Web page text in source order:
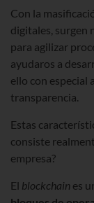
Con la
digitales, surgen
para agilizar
ayudaros a
ello con especial
transparencia.
Estas
consiste
empresa?
El blockchain es